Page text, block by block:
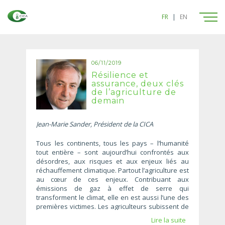
FR | EN
06/11/2019
Résilience et
assurance, deux clés
de l’agriculture de
demain
Jean-Marie Sander, Président de la CICA
Tous les continents, tous les pays – l’humanité
tout entière – sont aujourd’hui confrontés aux
désordres, aux risques et aux enjeux liés au
réchauffement climatique. Partout l’agriculture est
au cœur de ces enjeux. Contribuant aux
émissions de gaz à effet de serre qui
transforment le climat, elle en est aussi l’une des
premières victimes. Les agriculteurs subissent de
plein fouet, sur leurs exploitations, les impacts de
Lire la suite